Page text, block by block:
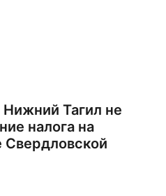
Нижний Тагил не
налога на